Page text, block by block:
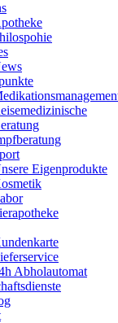
Eigenprodukte
Abholautomat